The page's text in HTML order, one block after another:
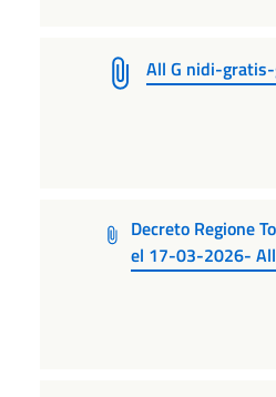
All G nidi-
Decreto Regione
el 17-03-2026-